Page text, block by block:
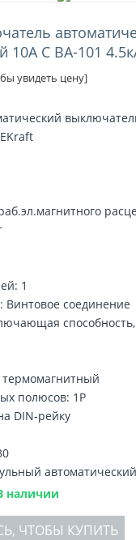
10А С ВА-101
увидеть цену]
1
соединение
способность,
полюсов: 1P
DIN-рейку
наличии
ЧТОБЫ КУПИТЬ